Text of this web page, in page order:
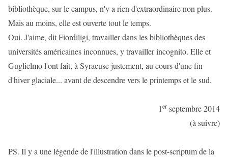
bibliothèque, sur le campus, n'y a rien d'extraordinaire non plus.
Mais au moins, elle est ouverte tout le temps.
Oui. J'aime, dit Fiordiligi, travailler dans les bibliothèques des
universités américaines inconnues, y travailler incognito. Elle et
Guglielmo l'ont fait, à Syracuse justement, au cours d'une fin
d'hiver glaciale... avant de descendre vers le printemps et le sud.
1er septembre 2014
(à suivre)
PS. Il y a une légende de l'illustration dans le post-scriptum de la